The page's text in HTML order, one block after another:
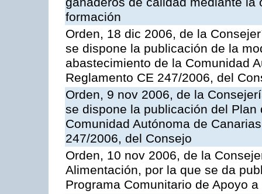
formación
Orden, 18 dic 2006, de la
se dispone la publicación de la
abastecimiento de la Comunidad
Reglamento CE 247/2006, del
Orden, 9 nov 2006, de la
se dispone la publicación del
Comunidad Autónoma de
247/2006, del Consejo
Orden, 10 nov 2006, de la
Alimentación, por la que se da
Programa Comunitario de Apoyo